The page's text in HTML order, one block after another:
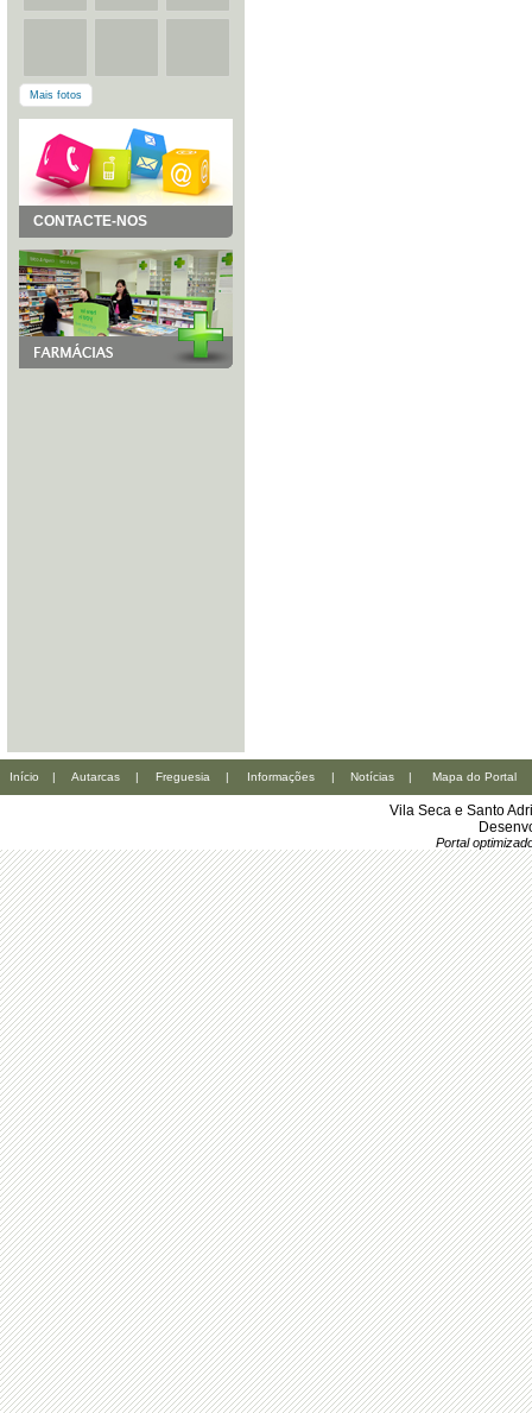
Mais fotos
CONTACTE-NOS
Início | Autarcas | Freguesia | Informações | Notícias | Mapa do Portal
Vila Seca e Santo
Portal